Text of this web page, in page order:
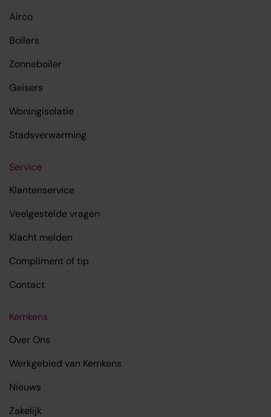
Airco
Boilers
Zonneboiler
Geisers
Woningisolatie
Stadsverwarming
Service
Klantenservice
Veelgestelde vragen
Klacht melden
Compliment of tip
Contact
Kemkens
Over Ons
Werkgebied van Kemkens
Nieuws
Zakelijk